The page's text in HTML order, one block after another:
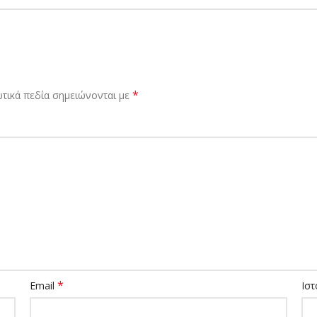
πεδία σημειώνονται με *
Email*